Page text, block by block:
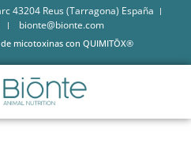
43204 Reus (Tarragona) España
bionte@bionte.com
micotoxinas con QUIMITŌX®